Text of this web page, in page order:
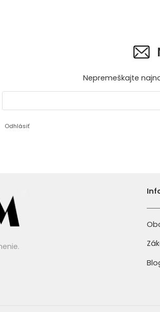
Nepremeškajte
Odhlásiť